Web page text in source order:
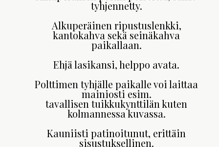
tyhjennetty.
Alkuperäinen ripustuslenkki,
kantokahva sekä seinäkahva
paikallaan.
Ehjä lasikansi, helppo avata.
Polttimen tyhjälle paikalle voi laittaa
mainiosti esim.
tavallisen tuikkukynttilän kuten
kolmannessa kuvassa.
Kauniisti patinoitunut, erittäin
sisustuksellinen.